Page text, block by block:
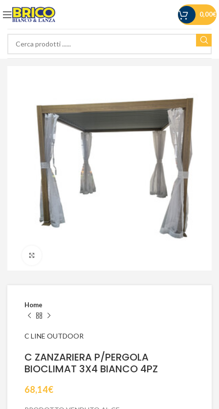
0,00€
Home
C LINE OUTDOOR
C ZANZARIERA P/PERGOLA
BIOCLIMAT 3X4 BIANCO 4PZ
68,14€